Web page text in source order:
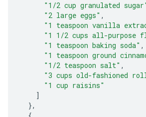
"1/2 cup granulated
"2 large eggs" ,
"1 teaspoon vanilla
"1 1/2 cups all-purpose
"1 teaspoon baking soda" ,
"1 teaspoon ground
"1/2 teaspoon salt" ,
"3 cups old-fashioned
"1 cup raisins"
]
},